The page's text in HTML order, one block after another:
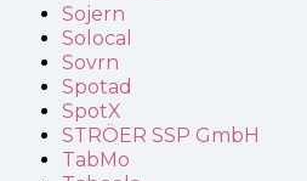
Sojern
Solocal
Sovrn
Spotad
SpotX
STRÖER SSP GmbH
TabMo